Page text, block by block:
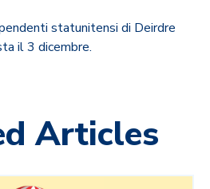
statunitensi di Deirdre
il 3 dicembre.
Articles